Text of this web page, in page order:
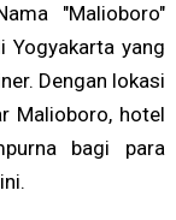
"Malioboro"
Yogyakarta yang
Dengan lokasi
Malioboro, hotel
bagi para